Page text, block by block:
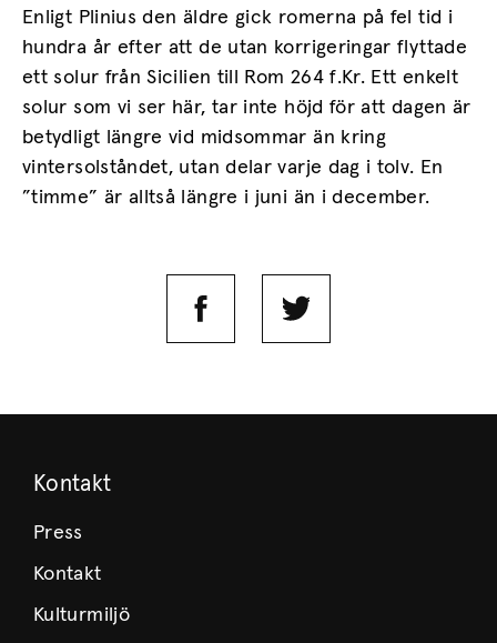
Enligt Plinius den äldre gick romerna på fel tid i
hundra år efter att de utan korrigeringar flyttade
ett solur från Sicilien till Rom 264 f.Kr. Ett enkelt
solur som vi ser här, tar inte höjd för att dagen är
betydligt längre vid midsommar än kring
vintersolståndet, utan delar varje dag i tolv. En
”timme” är alltså längre i juni än i december.
Kontakt
Press
Kontakt
Kulturmiljö